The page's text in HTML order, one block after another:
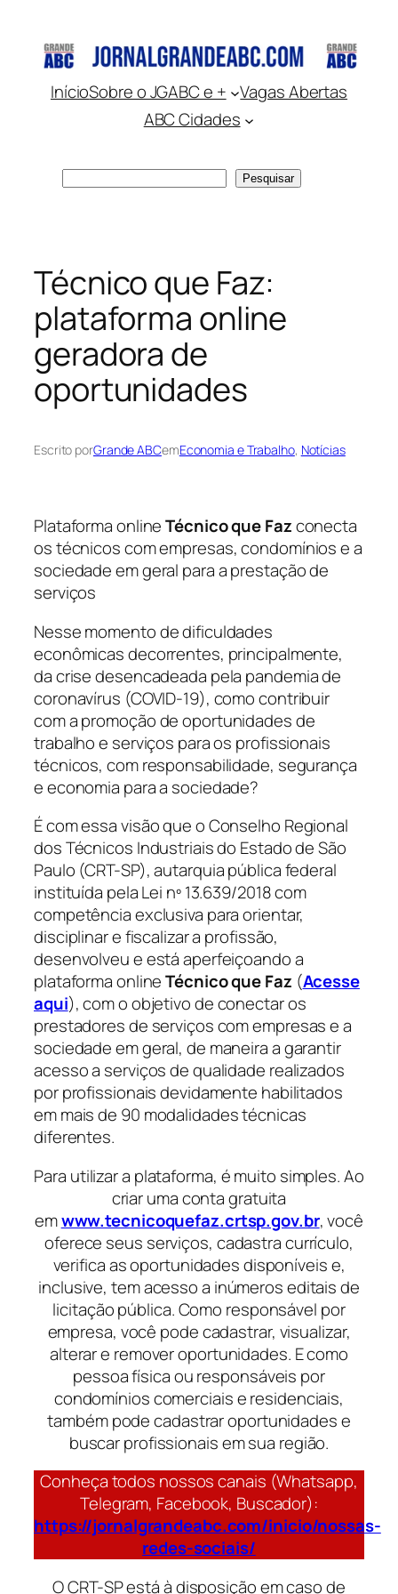
conteúdo
InícioSobre o JGABC e +
Vagas Abertas
ABC Cidades
Pesquisar
Técnico que Faz:
plataforma online
geradora de
oportunidades
Escrito porGrande ABCemEconomia e Trabalho, Notícias
Plataforma onlineTécnico que Fazconecta
os técnicos com empresas, condomínios e a
sociedade em geral para a prestação de
serviços
Nesse momento de dificuldades
econômicas decorrentes, principalmente,
da crise desencadeada pela pandemia de
coronavírus (COVID-19), como contribuir
com a promoção de oportunidades de
trabalho e serviços para os profissionais
técnicos, com responsabilidade, segurança
e economia para a sociedade?
É com essa visão que o Conselho Regional
dos Técnicos Industriais do Estado de São
Paulo (CRT-SP), autarquia pública federal
instituída pela Lei nº 13.639/2018 com
competência exclusiva para orientar,
disciplinar e fiscalizar a profissão,
desenvolveu e está aperfeiçoando a
plataforma onlineTécnico que Faz (Acesse
aqui), com o objetivo de conectar os
prestadores de serviços com empresas e a
sociedade em geral, de maneira a garantir
acesso a serviços de qualidade realizados
por profissionais devidamente habilitados
em mais de 90 modalidades técnicas
diferentes.
Para utilizar a plataforma, é muito simples. Ao
criar uma conta gratuita
emwww.tecnicoquefaz.crtsp.gov.br, você
oferece seus serviços, cadastra currículo,
verifica as oportunidades disponíveis e,
inclusive, tem acesso a inúmeros editais de
licitação pública. Como responsável por
empresa, você pode cadastrar, visualizar,
alterar e remover oportunidades. E como
pessoa física ou responsáveis por
condomínios comerciais e residenciais,
também pode cadastrar oportunidades e
buscar profissionais em sua região.
Conheça todos nossos canais (Whatsapp,
Telegram, Facebook, Buscador):
https://jornalgrandeabc.com/inicio/nossas-
redes-sociais/
O CRT-SP está à disposição em caso de